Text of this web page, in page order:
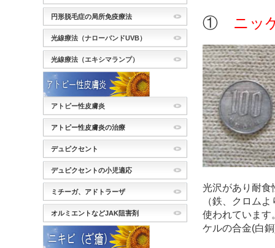
① ニッ
光沢があり耐食
（鉄、クロム
使われています
ケルの合金(白
円形脱毛症の局所免疫療法
光線療法（ナローバンドUVB）
光線療法（エキシマランプ）
アトピー性皮膚炎
アトピー性皮膚炎の治療
デュピクセント
デュピクセントの小児適応
ミチーガ、アドトラーザ
オルミエントなどJAK阻害剤